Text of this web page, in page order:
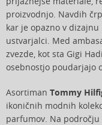
proizvodnjo. Navdih
kar je opazno v
ustvarjalci. Med
zvezde, kot sta Gigi
osebnostjo poudarjajo
Asortiman Tommy
ikoničnih modnih
parfumov. Na